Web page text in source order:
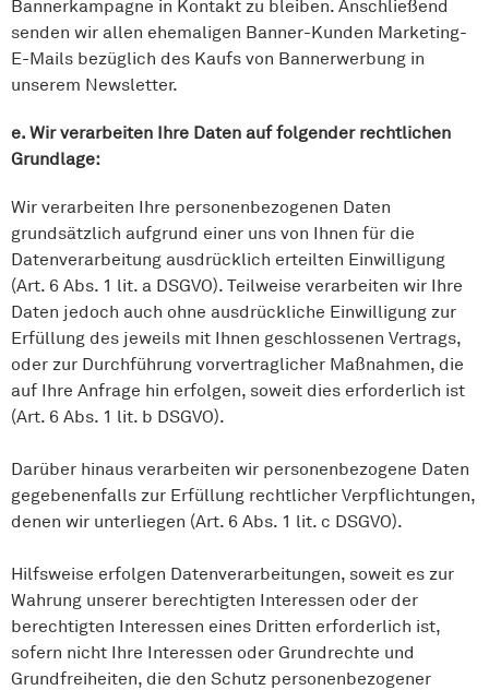
Bannerkampagne in Kontakt zu bleiben. Anschließend
senden wir allen ehemaligen Banner-Kunden Marketing-
E-Mails bezüglich des Kaufs von Bannerwerbung in
unserem Newsletter.
e. Wir verarbeiten Ihre Daten auf folgender rechtlichen
Grundlage:
Wir verarbeiten Ihre personenbezogenen Daten
grundsätzlich aufgrund einer uns von Ihnen für die
Datenverarbeitung ausdrücklich erteilten Einwilligung
(Art. 6 Abs. 1 lit. a DSGVO). Teilweise verarbeiten wir Ihre
Daten jedoch auch ohne ausdrückliche Einwilligung zur
Erfüllung des jeweils mit Ihnen geschlossenen Vertrags,
oder zur Durchführung vorvertraglicher Maßnahmen, die
auf Ihre Anfrage hin erfolgen, soweit dies erforderlich ist
(Art. 6 Abs. 1 lit. b DSGVO).
Darüber hinaus verarbeiten wir personenbezogene Daten
gegebenenfalls zur Erfüllung rechtlicher Verpflichtungen,
denen wir unterliegen (Art. 6 Abs. 1 lit. c DSGVO).
Hilfsweise erfolgen Datenverarbeitungen, soweit es zur
Wahrung unserer berechtigten Interessen oder der
berechtigten Interessen eines Dritten erforderlich ist,
sofern nicht Ihre Interessen oder Grundrechte und
Grundfreiheiten, die den Schutz personenbezogener